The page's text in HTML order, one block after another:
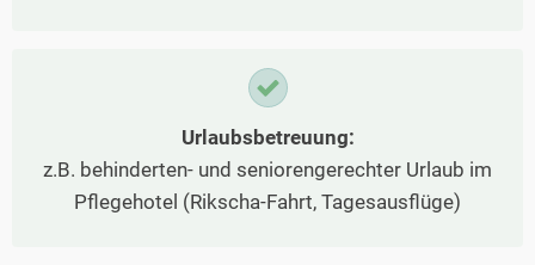
Urlaubsbetreuung:
z.B. behinderten- und seniorengerechter Urlaub im
Pflegehotel (Rikscha-Fahrt, Tagesausflüge)